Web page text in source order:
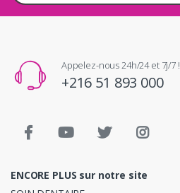
Appelez-nous 24h/24 et 7j/7 !
+216 51 893 000
ENCORE PLUS sur notre site